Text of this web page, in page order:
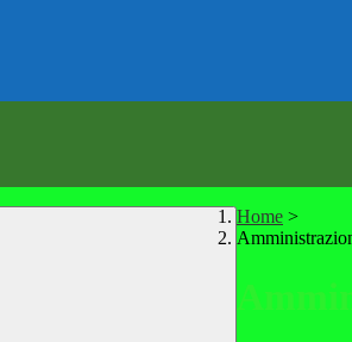
Home >